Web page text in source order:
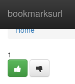
bookmarksurl
Home
Home
1